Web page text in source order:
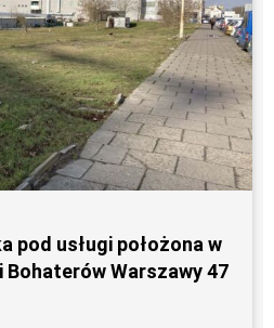
pod usługi położona w
Bohaterów Warszawy 47